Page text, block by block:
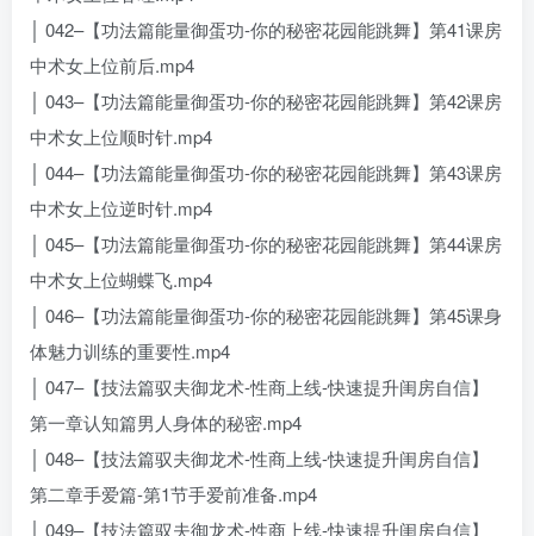
│ 042–【功法篇能量御蛋功-你的秘密花园能跳舞】第41课房
中术女上位前后.mp4
│ 043–【功法篇能量御蛋功-你的秘密花园能跳舞】第42课房
中术女上位顺时针.mp4
│ 044–【功法篇能量御蛋功-你的秘密花园能跳舞】第43课房
中术女上位逆时针.mp4
│ 045–【功法篇能量御蛋功-你的秘密花园能跳舞】第44课房
中术女上位蝴蝶飞.mp4
│ 046–【功法篇能量御蛋功-你的秘密花园能跳舞】第45课身
体魅力训练的重要性.mp4
│ 047–【技法篇驭夫御龙术-性商上线-快速提升闺房自信】
第一章认知篇男人身体的秘密.mp4
│ 048–【技法篇驭夫御龙术-性商上线-快速提升闺房自信】
第二章手爱篇-第1节手爱前准备.mp4
│ 049–【技法篇驭夫御龙术-性商上线-快速提升闺房自信】